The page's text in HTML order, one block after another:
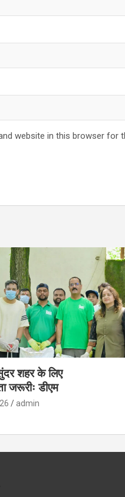
website in this browser for
शहर के लिए
जरूरीः डीएम
admin